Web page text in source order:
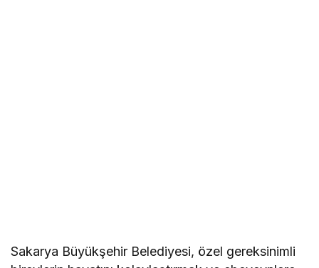
Sakarya Büyükşehir Belediyesi, özel gereksinimli